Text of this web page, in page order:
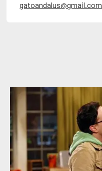
gatoandalus@gmail.com